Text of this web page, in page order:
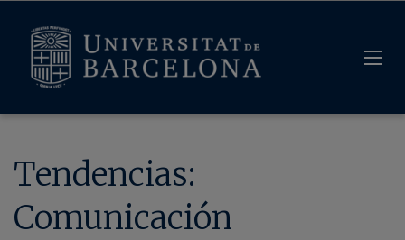
Tendencias:
Comunicación